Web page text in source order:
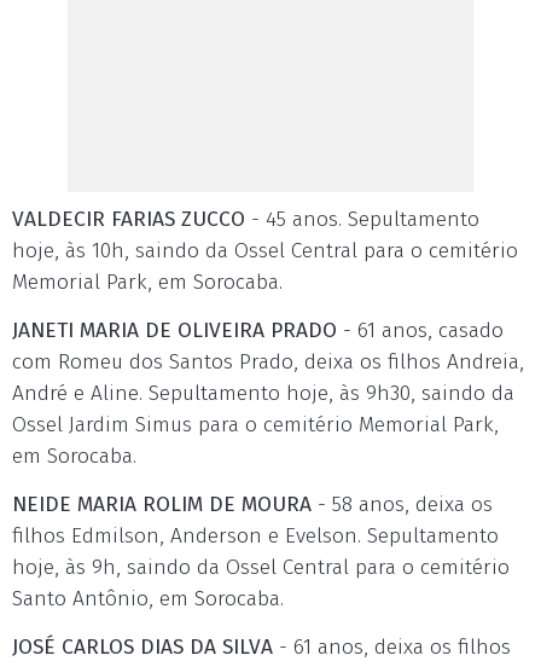
VALDECIR FARIAS ZUCCO - 45 anos. Sepultamento
hoje, às 10h, saindo da Ossel Central para o cemitério
Memorial Park, em Sorocaba.
JANETI MARIA DE OLIVEIRA PRADO - 61 anos, casado
com Romeu dos Santos Prado, deixa os filhos Andreia,
André e Aline. Sepultamento hoje, às 9h30, saindo da
Ossel Jardim Simus para o cemitério Memorial Park,
em Sorocaba.
NEIDE MARIA ROLIM DE MOURA - 58 anos, deixa os
filhos Edmilson, Anderson e Evelson. Sepultamento
hoje, às 9h, saindo da Ossel Central para o cemitério
Santo Antônio, em Sorocaba.
JOSÉ CARLOS DIAS DA SILVA - 61 anos, deixa os filhos